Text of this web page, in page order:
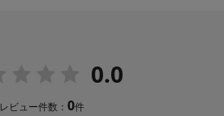
0.0
レビュー件数：0件